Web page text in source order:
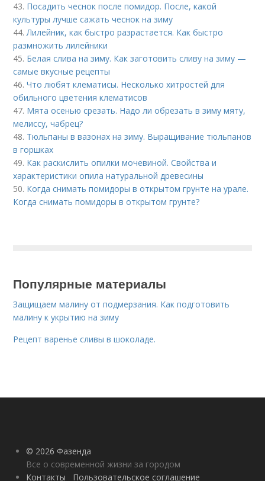
43. Посадить чеснок после помидор. После, какой
культуры лучше сажать чеснок на зиму
44.Лилейник, как быстро разрастается. Как быстро
размножить лилейники
45. Белая слива на зиму. Как заготовить сливу на зиму —
самые вкусные рецепты
46.Что любят клематисы. Несколько хитростей для
обильного цветения клематисов
47. Мята осенью срезать. Надо ли обрезать в зиму мяту,
мелиссу, чабрец?
48. Тюльпаны в вазонах на зиму. Выращивание тюльпанов
в горшках
49. Как раскислить опилки мочевиной. Свойства и
характеристики опила натуральной древесины
50. Когда снимать помидоры в открытом грунте на урале.
Когда снимать помидоры в открытом грунте?
Популярные материалы
Защищаем малину от подмерзания. Как подготовить
малину к укрытию на зиму
Рецепт варенье сливы в шоколаде.
© 2026 Фазенда
Все о современной жизни за городом
Контакты
Пользовательское соглашение